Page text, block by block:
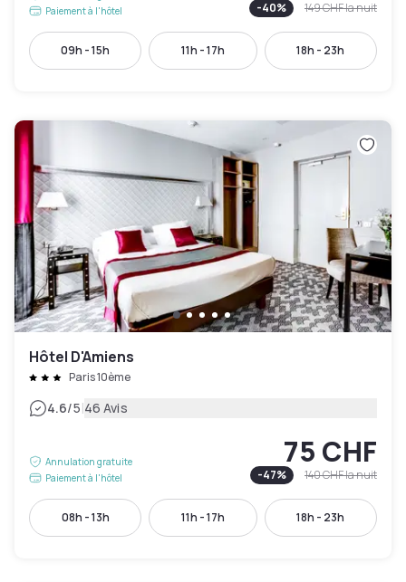
Paiement à l'hôtel
-40% 149 CHFla nuit
09h - 15h 11h - 17h 18h - 23h
Hôtel D'Amiens
Paris 10ème
4.6/5|46 Avis
Annulation gratuite
Paiement à l'hôtel
75 CHF
-47% 140 CHFla nuit
08h - 13h 11h - 17h 18h - 23h